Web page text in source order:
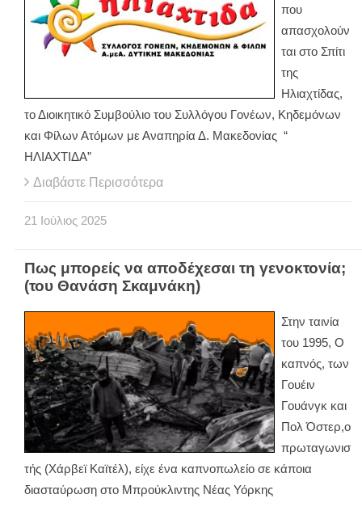
που
απασχολούν
ται στο Σπίτι
της
Ηλιαχτίδας,
το Διοικητικό Συμβούλιο του Συλλόγου Γονέων, Κηδεμόνων
και Φίλων Ατόμων με Αναπηρία Δ. Μακεδονίας “
ΗΛΙΑΧΤΙΔΑ”
Διαβάστε Περισσότερα
21 Ιούλιος 2025
Πως μπορείς να αποδέχεσαι τη γενοκτονία;
(του Θανάση Σκαμνάκη)
Στην ταινία
του 1995, Ο
καπνός, των
Γουέιν
Γουάνγκ και
Πολ Όστερ,ο
πρωταγωνισ
τής (Χάρβεϊ Καϊτέλ), είχε ένα καπνοπωλείο σε κάποια
διασταύρωση στο Μπρούκλιντης Νέας Υόρκης